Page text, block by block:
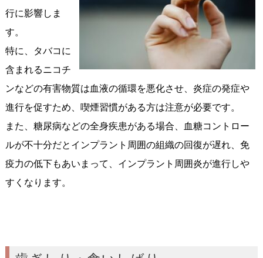
行に影響しま
す。
特に、タバコに
含まれるニコチ
ンなどの有害物質は血液の循環を悪化させ、炎症の発症や
進行を促すため、喫煙習慣がある方は注意が必要です。
また、糖尿病などの全身疾患がある場合、血糖コントロー
ルが不十分だとインプラント周囲の組織の回復が遅れ、免
疫力の低下もあいまって、インプラント周囲炎が進行しや
すくなります。